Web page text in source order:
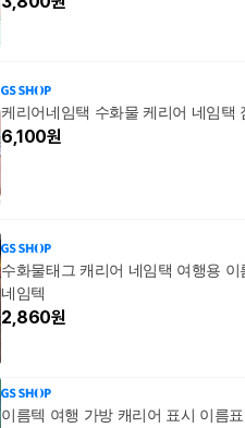
케리어네임택 수화물 케리어 네임택
6,100원
수화물태그 캐리어 네임택 여행용 이
네임텍
2,860원
이름텍 여행 가방 캐리어 표시 이름